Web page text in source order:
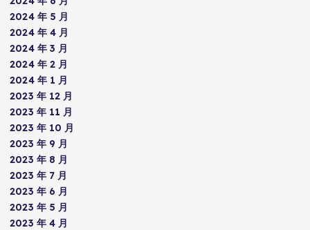
2024 年 5 月
2024 年 4 月
2024 年 3 月
2024 年 2 月
2024 年 1 月
2023 年 12 月
2023 年 11 月
2023 年 10 月
2023 年 9 月
2023 年 8 月
2023 年 7 月
2023 年 6 月
2023 年 5 月
2023 年 4 月